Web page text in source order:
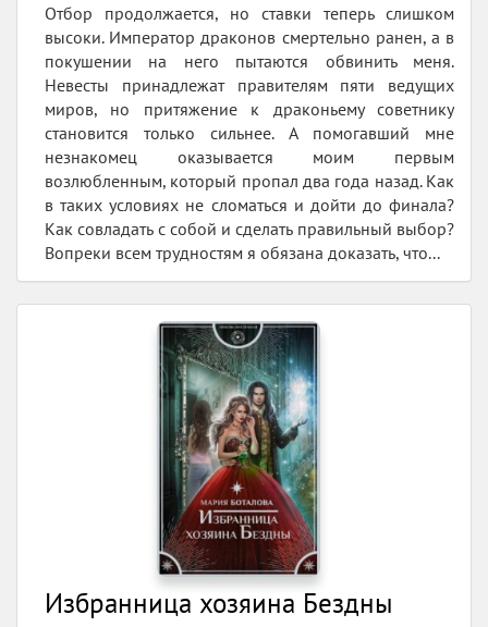
Отбор продолжается, но ставки теперь слишком
высоки. Император драконов смертельно ранен, а в
покушении на него пытаются обвинить меня.
Невесты принадлежат правителям пяти ведущих
миров, но притяжение к драконьему советнику
становится только сильнее. А помогавший мне
незнакомец оказывается моим первым
возлюбленным, который пропал два года назад. Как
в таких условиях не сломаться и дойти до финала?
Как совладать с собой и сделать правильный выбор?
Вопреки всем трудностям я обязана доказать, что...
Избранница хозяина Бездны